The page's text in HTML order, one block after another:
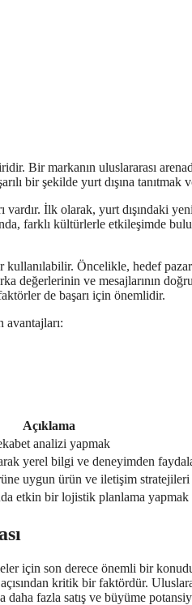
Bir markanın uluslararası
bir şekilde yurt dışına
vardır. İlk olarak, yurt dışındaki
farklı kültürlerle etkileşimde
kullanılabilir. Öncelikle, hedef
değerlerinin ve mesajlarının
de başarı için önemlidir.
avantajları:
Açıklama
analizi yapmak
yerel bilgi ve deneyimden
uygun ürün ve iletişim
etkin bir lojistik planlama yapmak
için son derece önemli bir
kritik bir faktördür.
fazla satış ve büyüme